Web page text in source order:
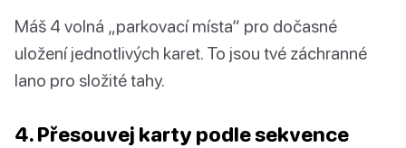
Máš 4 volná „parkovací místa“ pro dočasné
uložení jednotlivých karet. To jsou tvé záchranné
lano pro složité tahy.
4. Přesouvej karty podle sekvence